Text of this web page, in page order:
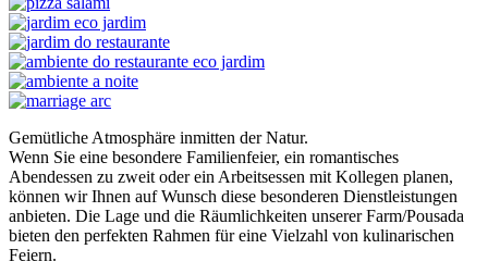
Gemütliche Atmosphäre inmitten der Natur.
Wenn Sie eine besondere Familienfeier, ein romantisches
Abendessen zu zweit oder ein Arbeitsessen mit Kollegen planen,
können wir Ihnen auf Wunsch diese besonderen Dienstleistungen
anbieten. Die Lage und die Räumlichkeiten unserer Farm/Pousada
bieten den perfekten Rahmen für eine Vielzahl von kulinarischen
Feiern.